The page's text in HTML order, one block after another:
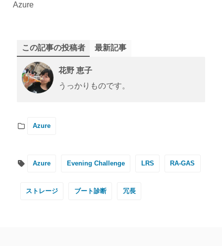
Azure
この記事の投稿者 最新記事
花野 恵子
うっかりものです。
Azure
Azure Evening Challenge LRS RA-GAS
ストレージ ブート診断 冗長